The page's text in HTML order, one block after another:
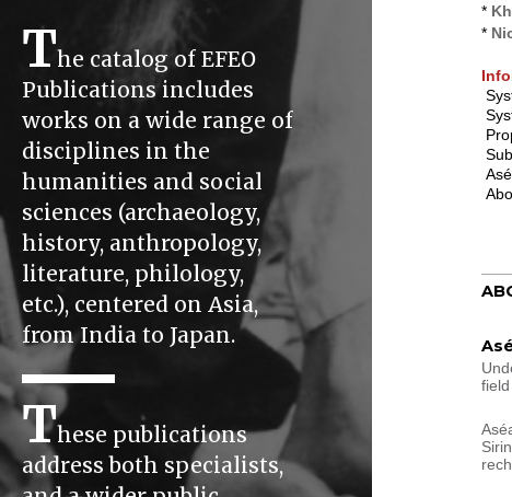
The catalog of EFEO
Publications includes
works on a wide range of
disciplines in the
humanities and social
sciences (archaeology,
history, anthropology,
literature, philology,
etc.), centered on Asia,
from India to Japan.
These publications
address both specialists,
*
*